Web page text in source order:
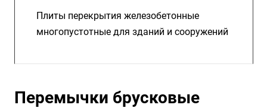
Плиты перекрытия железобетонные
многопустотные для зданий и сооружений
Перемычки брусковые